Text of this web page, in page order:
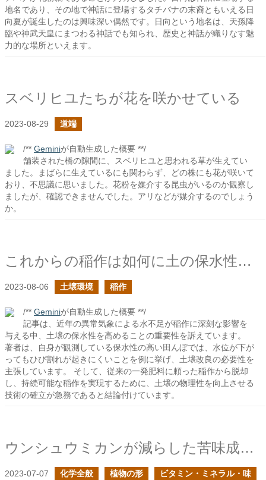
地名であり、その地で神話に登場するタチバナの末裔ともいえる日
向夏が誕生したのは興味深い偶然です。日向という地名は、天孫降
臨や神武天皇にまつわる神話でも知られ、歴史と神話が織りなす魅
力的な場所といえます。
スベリヒユたちが花を咲かせている
2023-08-29 道端
/** Geminiが自動生成した概要 **/
舗装された橋の隙間に、スベリヒユと思われる草が生えてい
ました。まばらに生えているにも関わらず、どの株にも花が咲いて
おり、不思議に思いました。花粉を媒介する昆虫がいるのか観察し
ましたが、確認できませんでした。アリなどが媒介するのでしょう
か。
これからの稲作は如何に土の保水性を向上するかになるはず
2023-08-06 土壌環境 稲作
/** Geminiが自動生成した概要 **/
記事は、近年の異常気象による水不足が稲作に深刻な影響を
与える中、土壌の保水性を高めることの重要性を訴えています。
著者は、自身が観測している保水性の高い田んぼでは、水位が下が
ってもひび割れが起きにくいことを例に挙げ、土壌改良の必要性を
主張しています。 そして、従来の一発肥料に頼った稲作から脱却
し、持続可能な稲作を実現するために、土壌の物理性を向上させる
技術の確立が急務であると結論付けています。
ウンシュウミカンが減らした苦味成分は何か？
2023-07-07 化学全般 植物の形 ビタミン・ミネラル・味